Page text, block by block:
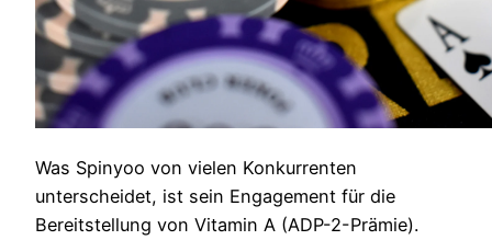
Was Spinyoo von vielen Konkurrenten
unterscheidet, ist sein Engagement für die
Bereitstellung von Vitamin A (ADP-2-Prämie).